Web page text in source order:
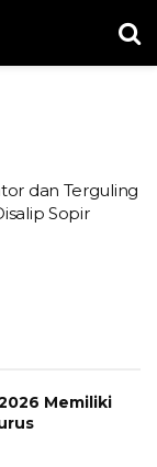
dan Terguling
Sopir
Memiliki